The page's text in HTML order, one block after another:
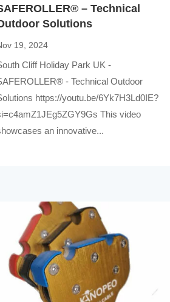
– Technical
Solutions
19, 2024
Cliff Holiday Park UK -
- Technical Outdoor
https://youtu.be/6Yk7H3Ld0IE?
This video
an innovative...